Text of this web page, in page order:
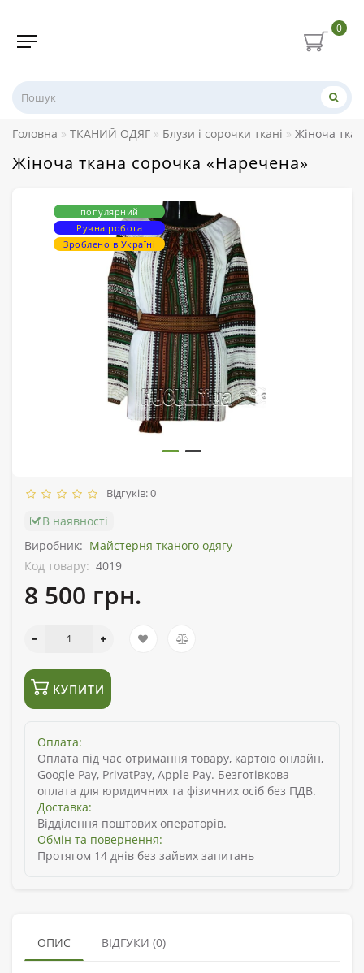
0
Головна ТКАНИЙ ОДЯГ Блузи і сорочки ткані Жіноча
Жіноча ткана сорочка «Наречена»
популярний
Ручна робота
Зроблено в Україні
Відгуків: 0
В наявності
Виробник: Майстерня тканого одягу
Код товару: 4019
8 500 грн.
КУПИТИ
Оплата:
Оплата під час отримання товару, картою онлайн,
Google Pay, PrivatPay, Apple Pay. Безготівкова
оплата для юридичних та фізичних осіб без ПДВ.
Доставка:
Відділення поштових операторів.
Обмін та повернення:
Протягом 14 днів без зайвих запитань
ОПИС ВІДГУКИ (0)